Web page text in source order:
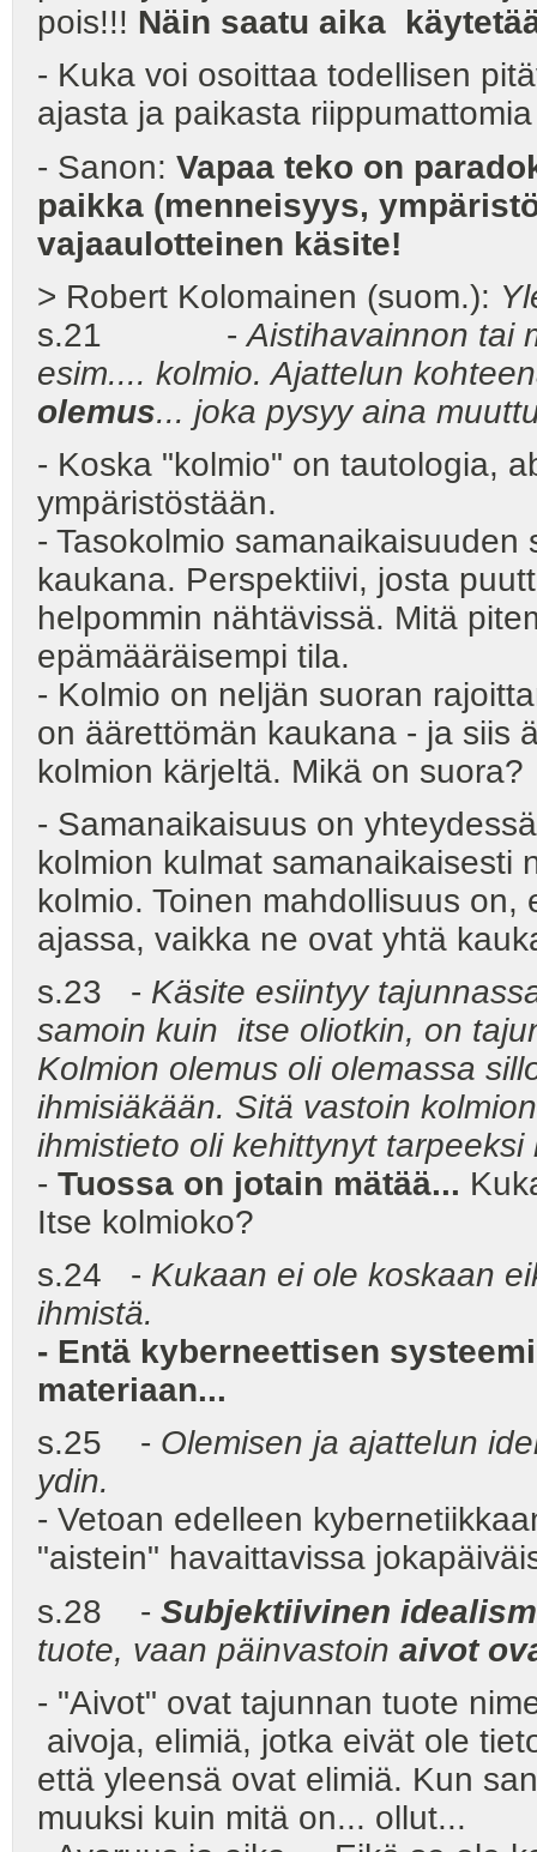
pois!!! Näin saatu aika
- Kuka voi osoittaa todellisen
ajasta ja paikasta
- Sanon: Vapaa teko on
paikka (menneisyys,
vajaaulotteinen käsite!
> Robert Kolomainen (suom.):
s.21 -Aistihavainnon tai
esim.... kolmio. Ajattelun
olemus... joka pysyy aina
- Koska "kolmio" on tautologia,
ympäristöstään.
- Tasokolmio
kaukana. Perspektiivi, josta
helpommin nähtävissä. Mitä
epämääräisempi tila.
- Kolmio on neljän suoran
on äärettömän kaukana - ja siis
kolmion kärjeltä. Mikä on suora?
- Samanaikaisuus on
kolmion kulmat samanaikaisesti
kolmio. Toinen mahdollisuus
ajassa, vaikka ne ovat yhtä
s.23 - Käsite esiintyy
samoin kuin itse oliotkin, on
Kolmion olemus oli olemassa
ihmisiäkään. Sitä vastoin
ihmistieto oli kehittynyt tarpeeksi
- Tuossa on jotain mätää...
Itse kolmioko?
s.24 - Kukaan ei ole koskaan
ihmistä.
- Entä kyberneettisen
materiaan...
s.25 - Olemisen ja ajattelun
ydin.
- Vetoan edelleen
"aistein" havaittavissa
s.28 - Subjektiivinen
tuote, vaan päinvastoin aivot
- "Aivot" ovat tajunnan tuote
aivoja, elimiä, jotka eivät ole
että yleensä ovat elimiä. Kun
muuksi kuin mitä on... ollut...